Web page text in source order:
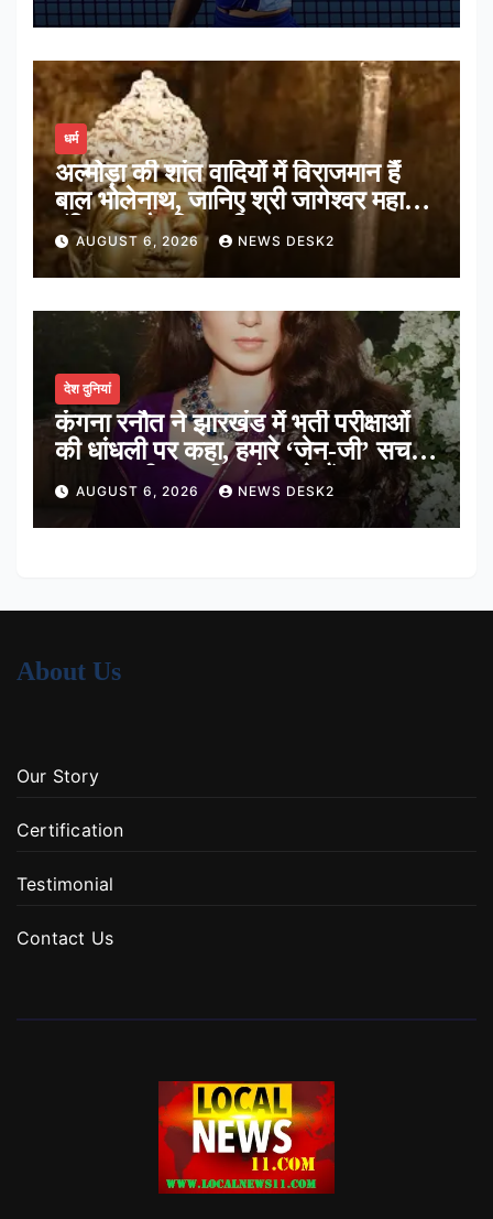
धर्म
अल्मोड़ा की शांत वादियों में विराजमान हैं
बाल भोलेनाथ, जानिए श्री जागेश्वर महादेव
मंदिर का पौराणिक इतिहास
AUGUST 6, 2026 NEWS DESK2
देश दुनियां
कंगना रनौत ने झारखंड में भर्ती परीक्षाओं
की धांधली पर कहा, हमारे ‘जेन-जी’ सच में
हर तरह की तकलीफ झेल रहे हैं
AUGUST 6, 2026 NEWS DESK2
About Us
Our Story
Certification
Testimonial
Contact Us